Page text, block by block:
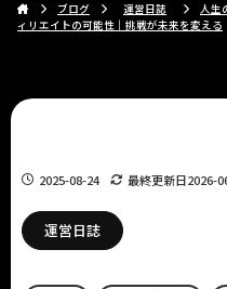
ブログ 運営日誌
人生
ィリエイトの可能性｜挑戦が未来を変える
2025-08-24 最終更新日2026-
運営日誌